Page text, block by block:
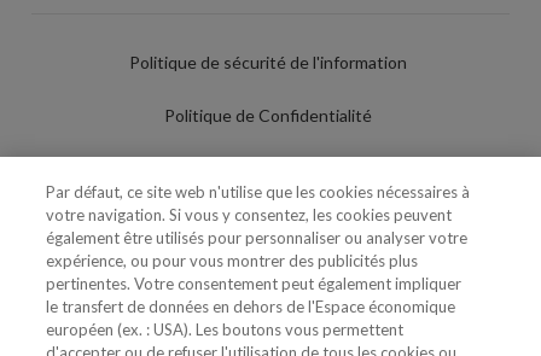
Politique de sécurité de l'information
Politique de Confidentialité
Politique de Cookies
Paramètres des cookies
Utilisation Frauduleuse du Nom/Brand
Par défaut, ce site web n'utilise que les cookies nécessaires à
votre navigation. Si vous y consentez, les cookies peuvent
également être utilisés pour personnaliser ou analyser votre
expérience, ou pour vous montrer des publicités plus
pertinentes. Votre consentement peut également impliquer
le transfert de données en dehors de l'Espace économique
européen (ex. : USA). Les boutons vous permettent